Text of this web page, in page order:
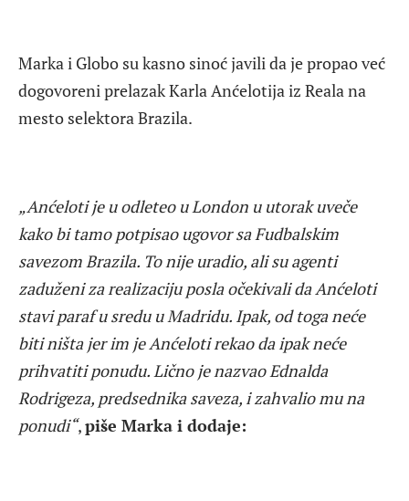
Marka i Globo su kasno sinoć javili da je propao već
dogovoreni prelazak Karla Anćelotija iz Reala na
mesto selektora Brazila.
„Anćeloti je u odleteo u London u utorak uveče
kako bi tamo potpisao ugovor sa Fudbalskim
savezom Brazila. To nije uradio, ali su agenti
zaduženi za realizaciju posla očekivali da Anćeloti
stavi paraf u sredu u Madridu. Ipak, od toga neće
biti ništa jer im je Anćeloti rekao da ipak neće
prihvatiti ponudu. Lično je nazvao Ednalda
Rodrigeza, predsednika saveza, i zahvalio mu na
ponudi“,piše Marka i dodaje: